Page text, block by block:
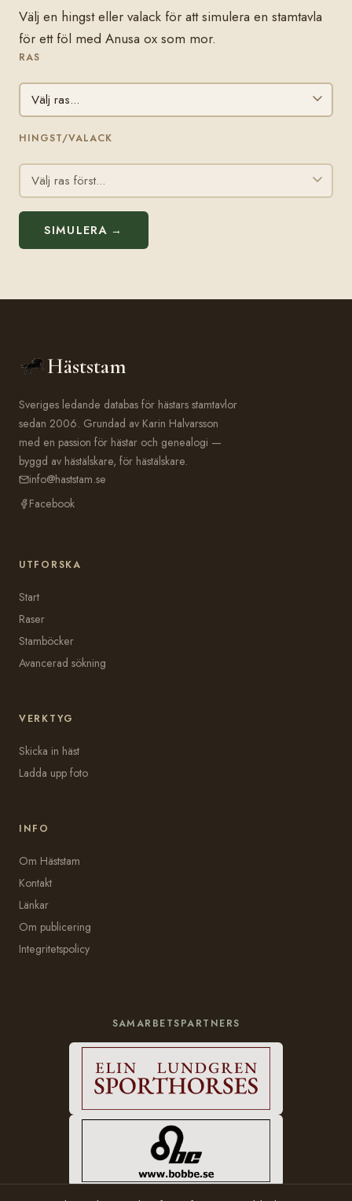
Välj en hingst eller valack för att simulera en stamtavla
för ett föl med Anusa ox som mor.
RAS
HINGST/VALACK
SIMULERA →
Häststam
Sveriges ledande databas för hästars stamtavlor
sedan 2006. Grundad av Karin Halvarsson
med en passion för hästar och genealogi —
byggd av hästälskare, för hästälskare.
info@haststam.se
Facebook
UTFORSKA
Start
Raser
Stamböcker
Avancerad sökning
VERKTYG
Skicka in häst
Ladda upp foto
INFO
Om Häststam
Kontakt
Länkar
Om publicering
Integritetspolicy
SAMARBETSPARTNERS